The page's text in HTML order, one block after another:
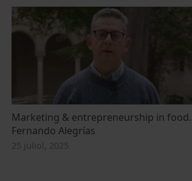
Marketing & entrepreneurship in food.
Fernando Alegrías
25 juliol, 2025